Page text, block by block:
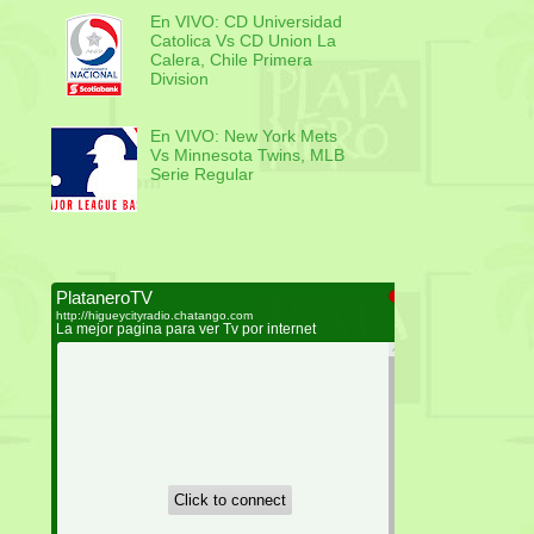
En VIVO: CD Universidad
Catolica Vs CD Union La
Calera, Chile Primera
Division
En VIVO: New York Mets
Vs Minnesota Twins, MLB
Serie Regular